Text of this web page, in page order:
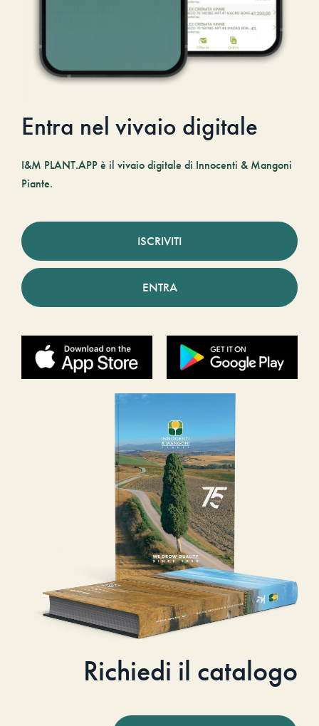
Entra nel vivaio digitale
I&M PLANT.APP è il vivaio digitale di Innocenti & Mangoni
Piante.
ISCRIVITI
ENTRA
Richiedi il catalogo